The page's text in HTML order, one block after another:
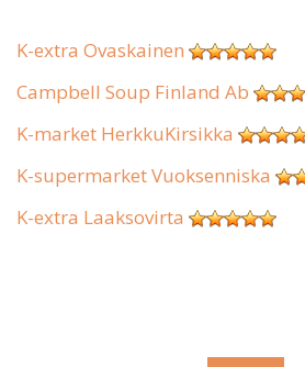
K-extra Ovaskainen
Campbell Soup Finland Ab
K-market HerkkuKirsikka
K-supermarket Vuoksenniska
K-extra Laaksovirta